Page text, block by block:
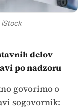
iStock
delov
po nadzoru
govorimo o
sogovornik: